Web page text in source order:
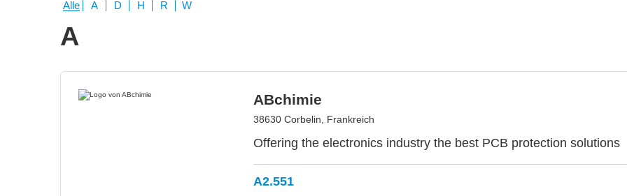
Alle A D H R W
A
ABchimie
38630 Corbelin, Frankreich
Offering the electronics industry the best PCB protection solutions
A2.551